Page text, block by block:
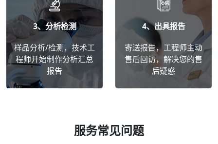
3、分析检测
样品分析/检测，技术工
程师开始制作分析汇总
报告
4、出具报告
寄送报告，工程师主动
售后回访，解决您的售
后疑惑
服务常见问题